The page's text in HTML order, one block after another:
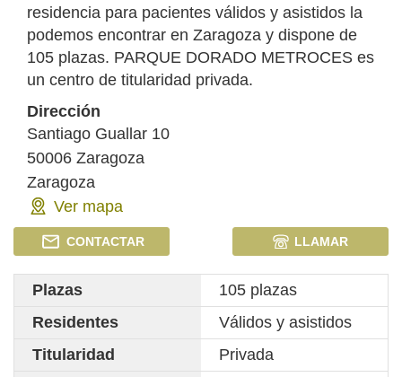
residencia para pacientes válidos y asistidos la
podemos encontrar en Zaragoza y dispone de
105 plazas. PARQUE DORADO METROCES es
un centro de titularidad privada.
Dirección
Santiago Guallar 10
50006 Zaragoza
Zaragoza
Ver mapa
CONTACTAR LLAMAR
Plazas
105 plazas
Residentes
Válidos y asistidos
Titularidad
Privada